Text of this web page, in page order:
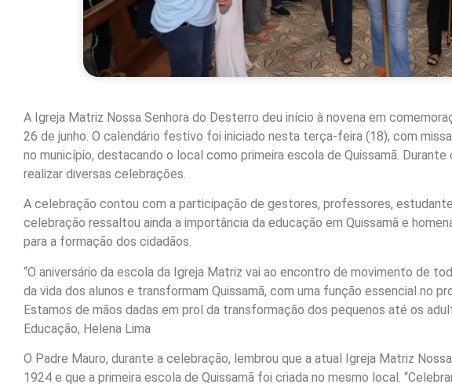
A Igreja Matriz Nossa Senhora do Desterro deu início à novena em
26 de junho. O calendário festivo foi iniciado nesta terça-feira (18), com
no município, destacando o local como primeira escola de Quissamã. Durante
realizar diversas celebrações.
A celebração contou com a participação de gestores, professores,
celebração ressaltou ainda a importância da educação em Quissamã e
para a formação dos cidadãos.
“O aniversário da escola da Igreja Matriz vai ao encontro de movimento de
da vida dos alunos e transformam Quissamã, com uma função essencial no
Estamos de mãos dadas em prol da transformação dos pequenos até os
Educação, Helena Lima
O Padre Mauro, durante a celebração, lembrou que a atual Igreja Matriz
1924 e que a primeira escola de Quissamã foi criada no mesmo local.